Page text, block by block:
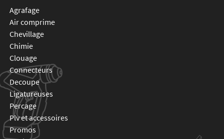
agrafage
air comprime
chevillage
chimie
clouage
connecteurs
decoupe
ligatureuses
percage
plv et accessoires
promos